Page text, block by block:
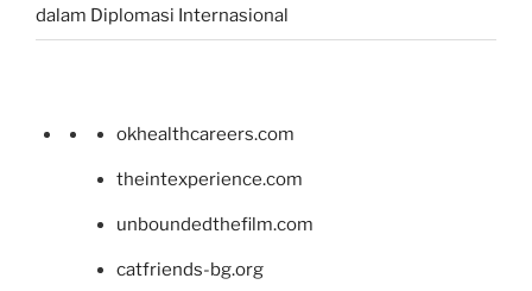
dalam Diplomasi Internasional
okhealthcareers.com
theintexperience.com
unboundedthefilm.com
catfriends-bg.org